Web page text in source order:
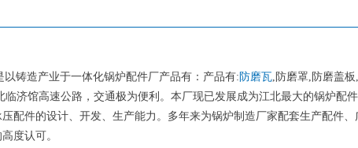
铸造产业于一体化锅炉配件厂产品有：产品有:防磨瓦,防磨罩,防磨盖
济馆高速公路，交通极为便利。本厂现已发展成为江北最大的锅炉配
配件的设计、开发、生产能力。多年来为锅炉制造厂家配套生产配件
度认可。